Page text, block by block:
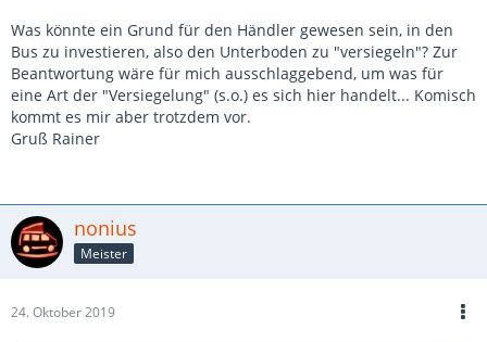
Was könnte ein Grund für den Händler gewesen sein, in den
Bus zu investieren, also den Unterboden zu "versiegeln"? Zur
Beantwortung wäre für mich ausschlaggebend, um was für
eine Art der "Versiegelung" (s.o.) es sich hier handelt... Komisch
kommt es mir aber trotzdem vor.
Gruß Rainer
nonius
Meister
24. Oktober 2019